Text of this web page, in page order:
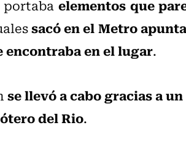
elementos que
sacó en el Metro
encontraba en el lugar.
se llevó a cabo gracias a
del Rio.